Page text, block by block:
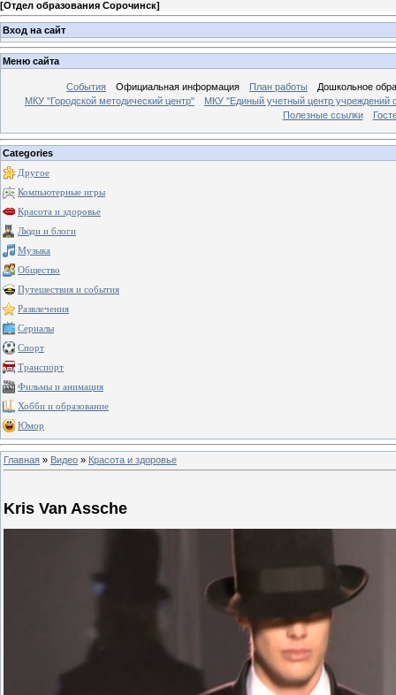
[Отдел образования Сорочинск]
Вход на сайт
Меню сайта
События Официальная информация План работы
Дошкольное
МКУ "Городской методический центр"
МКУ "Единый учетный центр учреждений
Полезные ссылки
Categories
Другое
Компьютерные игры
Красота и здоровье
Люди и блоги
Музыка
Общество
Путешествия и события
Развлечения
Сериалы
Спорт
Транспорт
Фильмы и анимация
Хобби и образование
Юмор
Главная » Видео » Красота и здоровье
Kris Van Assche